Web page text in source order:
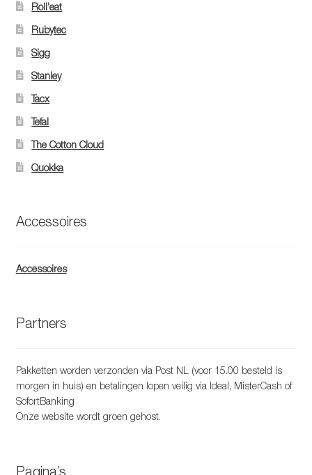
Roll’eat
Rubytec
Sigg
Stanley
Tacx
Tefal
The Cotton Cloud
Quokka
Accessoires
Accessoires
Partners
Pakketten worden verzonden via Post NL (voor 15.00 besteld is
morgen in huis) en betalingen lopen veilig via Ideal, MisterCash of
SofortBanking
Onze website wordt groen gehost.
Pagina’s